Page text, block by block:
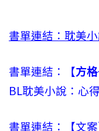
書單連結：耽美
書單連結：【方
BL耽美小說：心
書單連結：【文